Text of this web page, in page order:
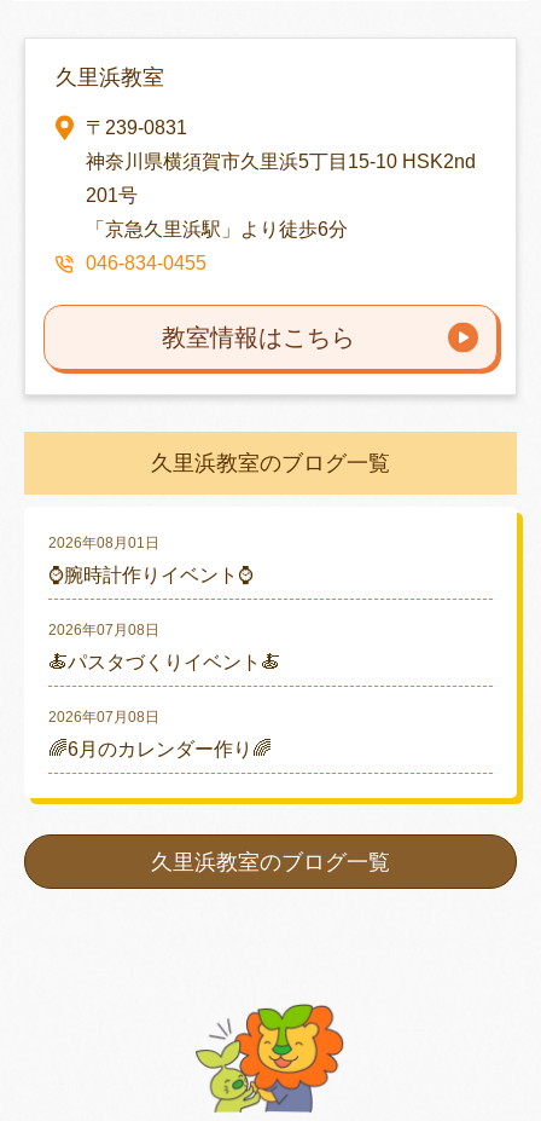
久里浜教室
〒239-0831
神奈川県横須賀市久里浜5丁目15-10 HSK2nd
201号
「京急久里浜駅」より徒歩6分
046-834-0455
教室情報はこちら
久里浜教室のブログ一覧
2026年08月01日
⌚腕時計作りイベント⌚
2026年07月08日
🍝パスタづくりイベント🍝
2026年07月08日
🌈6月のカレンダー作り🌈
久里浜教室のブログ一覧